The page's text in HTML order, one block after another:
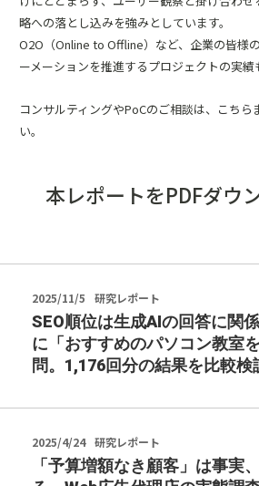
略への落とし込みを強みとしています。
O2O（Online to Offline）など、企業の皆様
ーメーションを推進するプロジェクトの実績
コンサルティングやPoCのご相談は、 こちら
い。
本レポートをPDFダウ
2025/11/5 研究レポート
SEO順位は生成AIの回答に関
に「おすすめのパソコン教室
問。1,176回分の結果を比較検
2025/4/24 研究レポート
「予算増額なき顧客」は事実